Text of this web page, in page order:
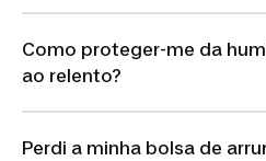
Como proteger-me da
ao relento?
Perdi a minha bolsa de